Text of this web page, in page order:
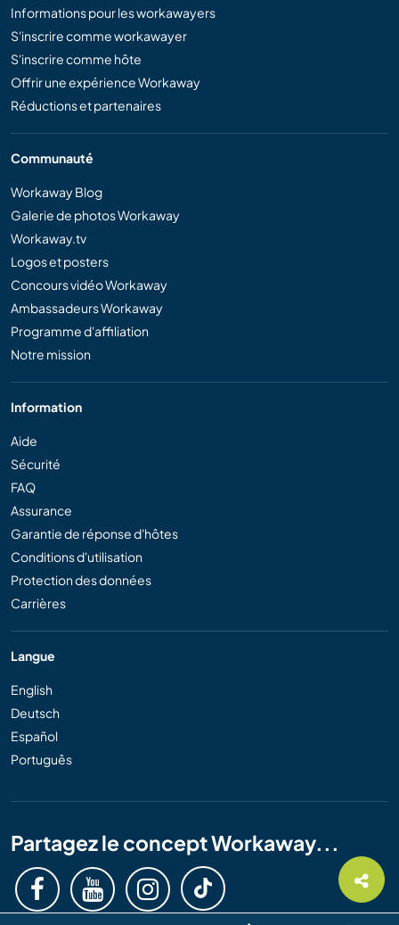
Informations pour les workawayers
S'inscrire comme workawayer
S'inscrire comme hôte
Offrir une expérience Workaway
Réductions et partenaires
Communauté
Workaway Blog
Galerie de photos Workaway
Workaway.tv
Logos et posters
Concours vidéo Workaway
Ambassadeurs Workaway
Programme d'affiliation
Notre mission
Information
Aide
Sécurité
FAQ
Assurance
Garantie de réponse d'hôtes
Conditions d'utilisation
Protection des données
Carrières
Langue
English
Deutsch
Español
Português
Partagez le concept Workaway...